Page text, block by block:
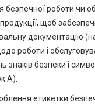
безпечної роботи чи
продукції, щоб
документацію
роботи і
знаків безпеки і
А).
етикетки